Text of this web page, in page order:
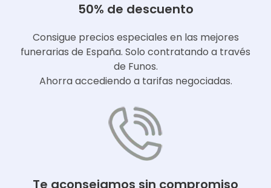
50% de descuento
Consigue precios especiales en las mejores
funerarias de España. Solo contratando a través
de Funos.
Ahorra accediendo a tarifas negociadas.
Te aconsejamos sin compromiso